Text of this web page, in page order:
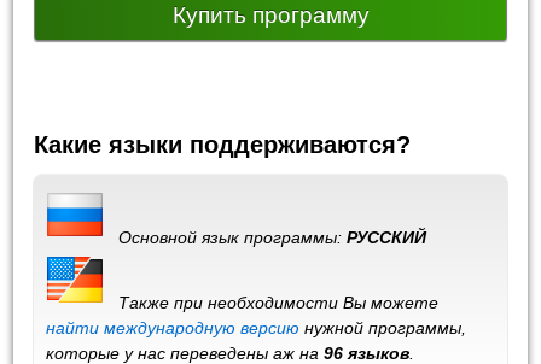
Купить программу
Какие языки поддерживаются?
Основной язык программы:РУССКИЙ
Также при необходимости Вы можете
найти международную версию нужной программы,
которые у нас переведены аж на96 языков